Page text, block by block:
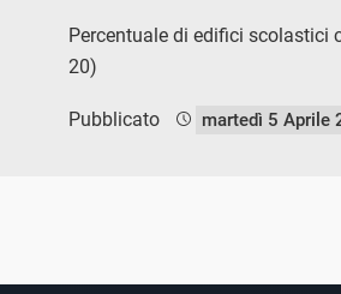
Percentuale di edifici scolastici
20)
Pubblicato martedì 5 Aprile